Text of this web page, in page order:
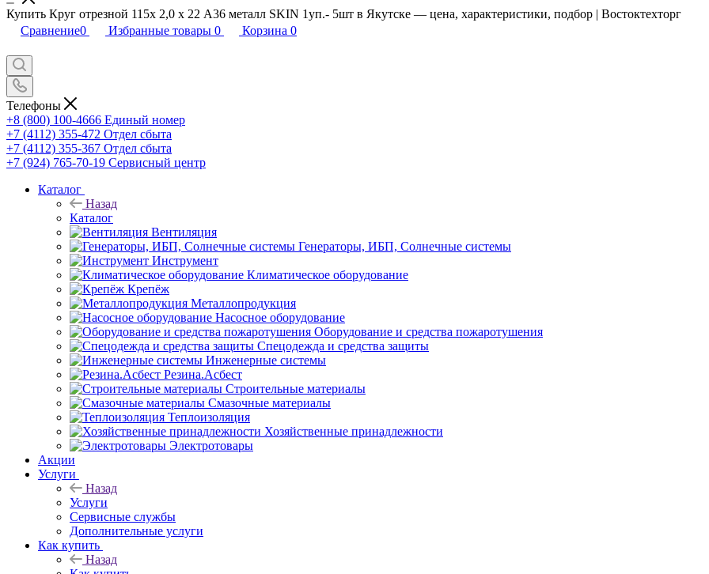
Купить Круг отрезной 115x 2,0 x 22 А36 металл SKIN 1уп.- 5шт в Якутске — цена, характеристики, подбор | Востоктехторг
Сравнение0 Избранные товары 0 Корзина 0
Телефоны
+8 (800) 100-4666 Единый номер
+7 (4112) 355-472 Отдел сбыта
+7 (4112) 355-367 Отдел сбыта
+7 (924) 765-70-19 Сервисный центр
Каталог
Назад
Каталог
Вентиляция
Генераторы, ИБП, Солнечные системы
Инструмент
Климатическое оборудование
Крепёж
Металлопродукция
Насосное оборудование
Оборудование и средства пожаротушения
Спецодежда и средства защиты
Инженерные системы
Резина.Асбест
Строительные материалы
Смазочные материалы
Теплоизоляция
Хозяйственные принадлежности
Электротовары
Акции
Услуги
Назад
Услуги
Сервисные службы
Дополнительные услуги
Как купить
Назад